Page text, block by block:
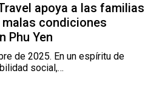
apoya a las familias
condiciones
Phu Yen
de 2025. En un espíritu de
social,…